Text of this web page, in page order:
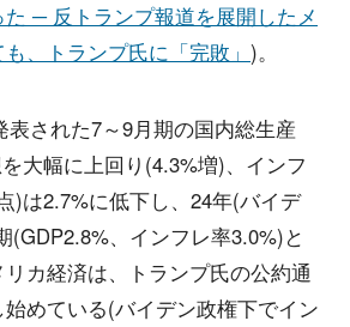
─ 反トランプ報道を展開したメ
、トランプ氏に「完敗」 )。
表された7～9月期の国内総生産
大幅に上回り(4.3%増)、インフ
)は2.7%に低下し、24年(バイデ
(GDP2.8%、インフレ率3.0%)と
カ経済は、トランプ氏の公約通
めている(バイデン政権下でイン